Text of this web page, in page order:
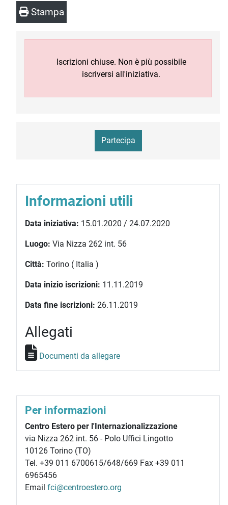
Stampa
Iscrizioni chiuse. Non è più possibile
iscriversi all'iniziativa.
Partecipa
Informazioni utili
Data iniziativa: 15.01.2020 / 24.07.2020
Luogo: Via Nizza 262 int. 56
Città: Torino ( Italia )
Data inizio iscrizioni: 11.11.2019
Data fine iscrizioni: 26.11.2019
Allegati
Documenti da allegare
Per informazioni
Centro Estero per l'Internazionalizzazione
via Nizza 262 int. 56 - Polo Uffici Lingotto
10126 Torino (TO)
Tel. +39 011 6700615/648/669 Fax +39 011
6965456
Email fci@centroestero.org